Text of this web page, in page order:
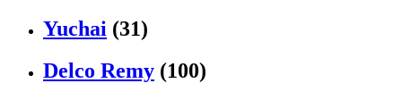
Yuchai (31)
Delco Remy (100)